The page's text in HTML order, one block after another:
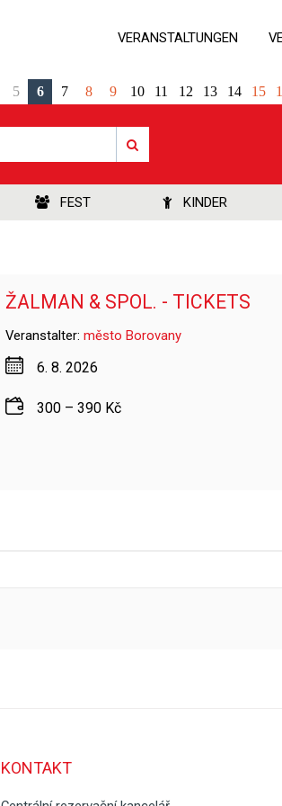
VERANSTALTUNGEN
5 6 7 8 9 10 11 12 13 14 15
FEST KINDER
ŽALMAN & SPOL. - TICKETS
Veranstalter: město Borovany
6. 8. 2026
300 – 390 Kč
KONTAKT